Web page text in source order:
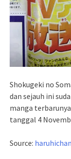
Shokugeki no
dan sejauh ini
manga
tanggal 4
Source: haruhichan